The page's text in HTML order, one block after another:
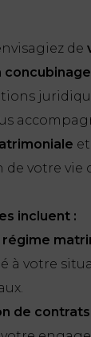
de
concubinage
de votre vie
incluent :
régime
à votre
de